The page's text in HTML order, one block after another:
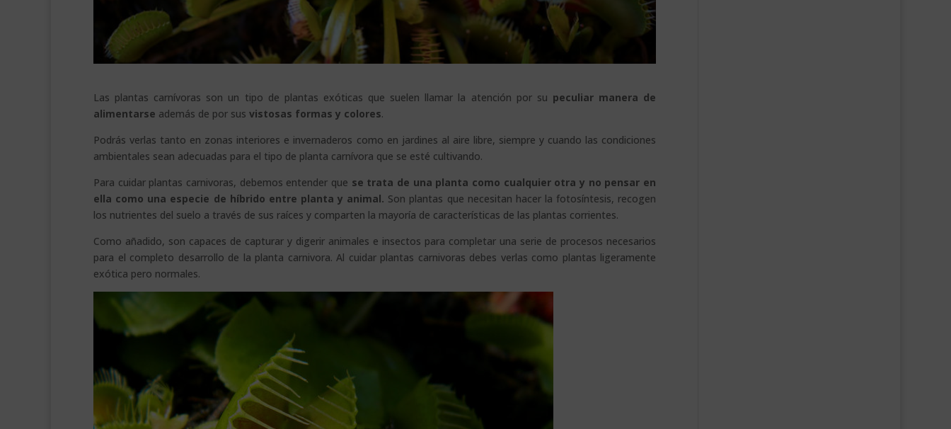
Las plantas carnívoras son un tipo de plantas exóticas que suelen llamar la atención por su peculiar manera de
alimentarse además de por sus vistosas formas y colores.
Podrás verlas tanto en zonas interiores e invernaderos como en jardines al aire libre, siempre y cuando las condiciones
ambientales sean adecuadas para el tipo de planta carnívora que se esté cultivando.
Para cuidar plantas carnivoras, debemos entender que se trata de una planta como cualquier otra y no pensar en
ella como una especie de híbrido entre planta y animal. Son plantas que necesitan hacer la fotosíntesis, recogen
los nutrientes del suelo a través de sus raíces y comparten la mayoría de características de las plantas corrientes.
Como añadido, son capaces de capturar y digerir animales e insectos para completar una serie de procesos necesarios
para el completo desarrollo de la planta carnivora. Al cuidar plantas carnivoras debes verlas como plantas ligeramente
exótica pero normales.